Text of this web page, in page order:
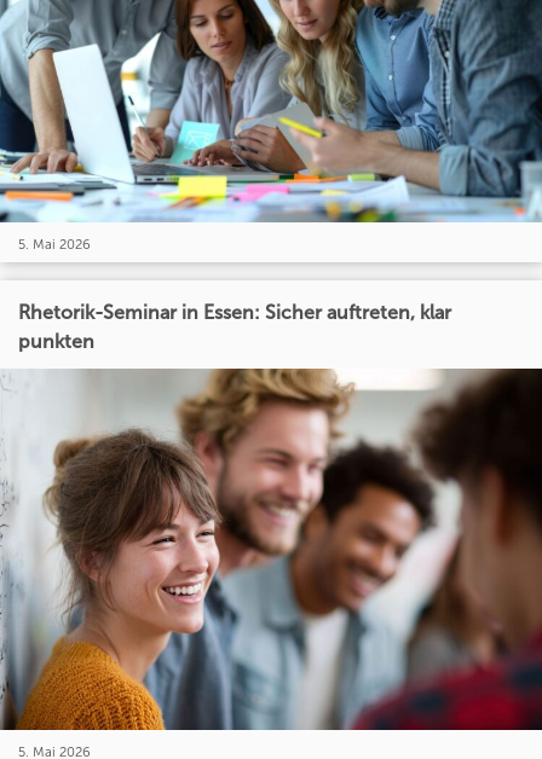
5. Mai 2026
Rhetorik-Seminar in Essen: Sicher auftreten, klar
punkten
5. Mai 2026